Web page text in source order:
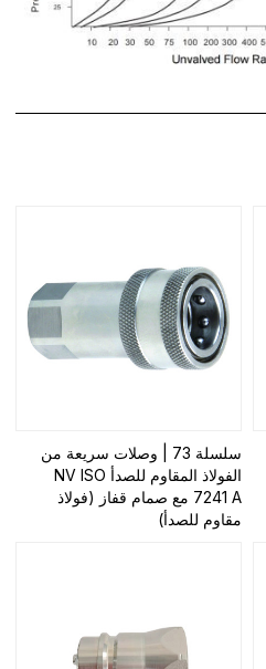
سلسلة 73 | وصلات سريعة من
الفولاذ المقاوم للصدأ NV ISO
7241 A مع صمام قفاز (فولاذ
مقاوم للصدأ)